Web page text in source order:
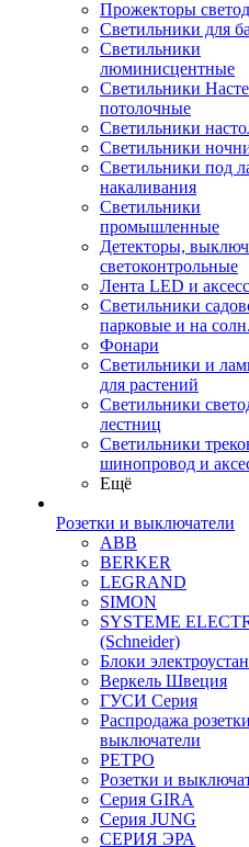
Прожекторы
Светильники для
Светильники
люминисцентные
Светильники
потолочные
Светильники
Светильники
Светильники под
накаливания
Светильники
промышленные
Детекторы,
светоконтрольные
Лента LED и
Светильники
парковые и на
Фонари
Светильники и
для растений
Светильники
лестниц
Светильники
шинопровод и
Ещё
Розетки и выключатели
ABB
BERKER
LEGRAND
SIMON
SYSTEME
(Schneider)
Блоки
Веркель Швеция
ГУСИ Серия
Распродажа
выключатели
РЕТРО
Розетки и
Серия GIRA
Серия JUNG
СЕРИЯ ЭРА